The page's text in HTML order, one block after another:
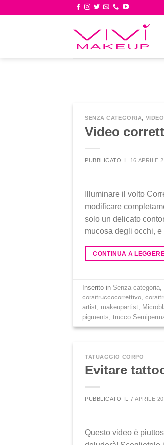
SENZA CATEGORIA, VIDEO
Video
PUBBLICATO IL 16 APRILE
Illuminare il volto
modificare
solo un delicato
mucosa degli occhi,
CONTINUA A LEGGERE
Inserito in Senza categoria,
corsitruccocorrettivo,
artist, makeupartist,
pigments,trucco
TATUAGGIO CORPO
Evitare
PUBBLICATO IL 7 APRILE
Questo video è